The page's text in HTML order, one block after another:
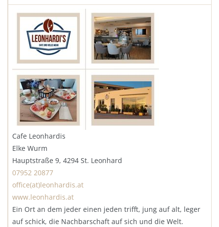
Cafe Leonhardis
Elke Wurm
Hauptstraße 9, 4294 St. Leonhard
07952 20877
office(at)leonhardis.at
www.leonhardis.at
Ein Ort an dem jeder einen jeden trifft, jung auf alt, leger
auf schick, die Nachbarschaft auf sich und die Welt.